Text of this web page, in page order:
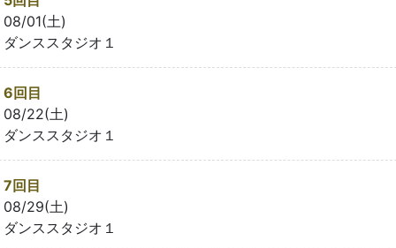
08/01(土)
ダンススタジオ１
6回目
08/22(土)
ダンススタジオ１
7回目
08/29(土)
ダンススタジオ１